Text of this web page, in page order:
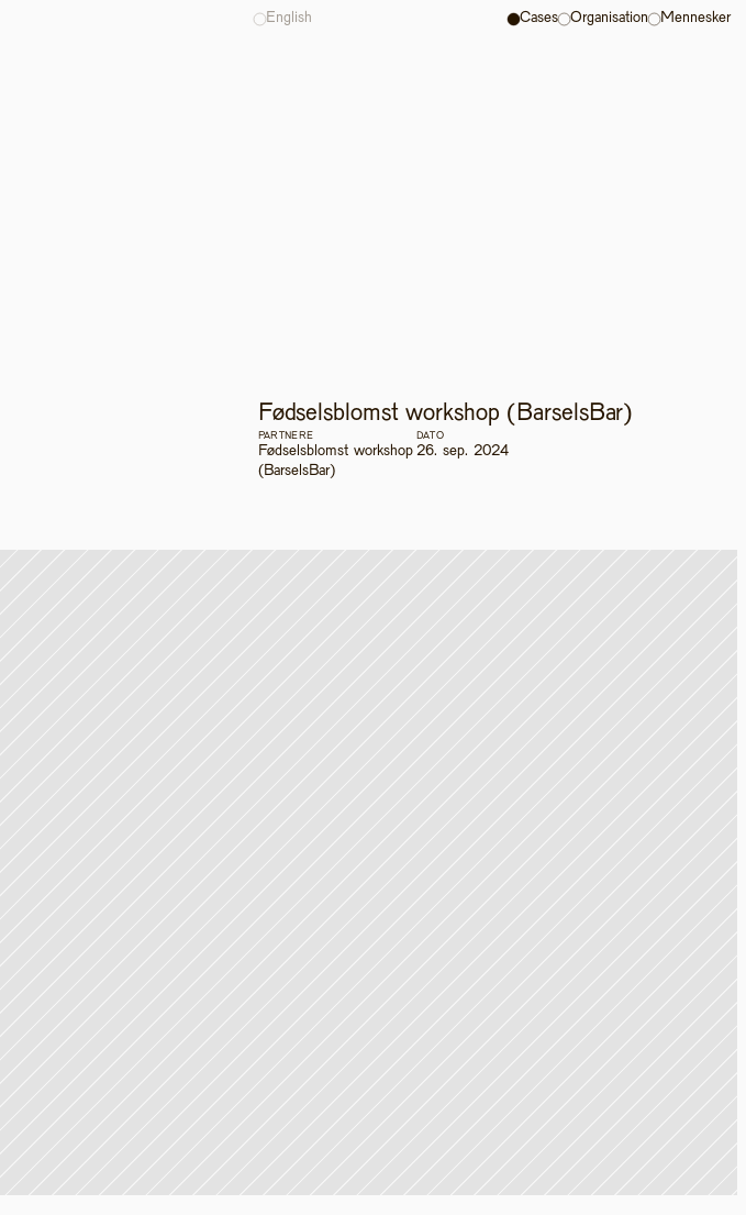
Fødselsblomst workshop (BarselsBar)
PARTNERE
Fødselsblomst workshop
(BarselsBar)
DATO
26. sep. 2024
English Cases Organisation Mennesker